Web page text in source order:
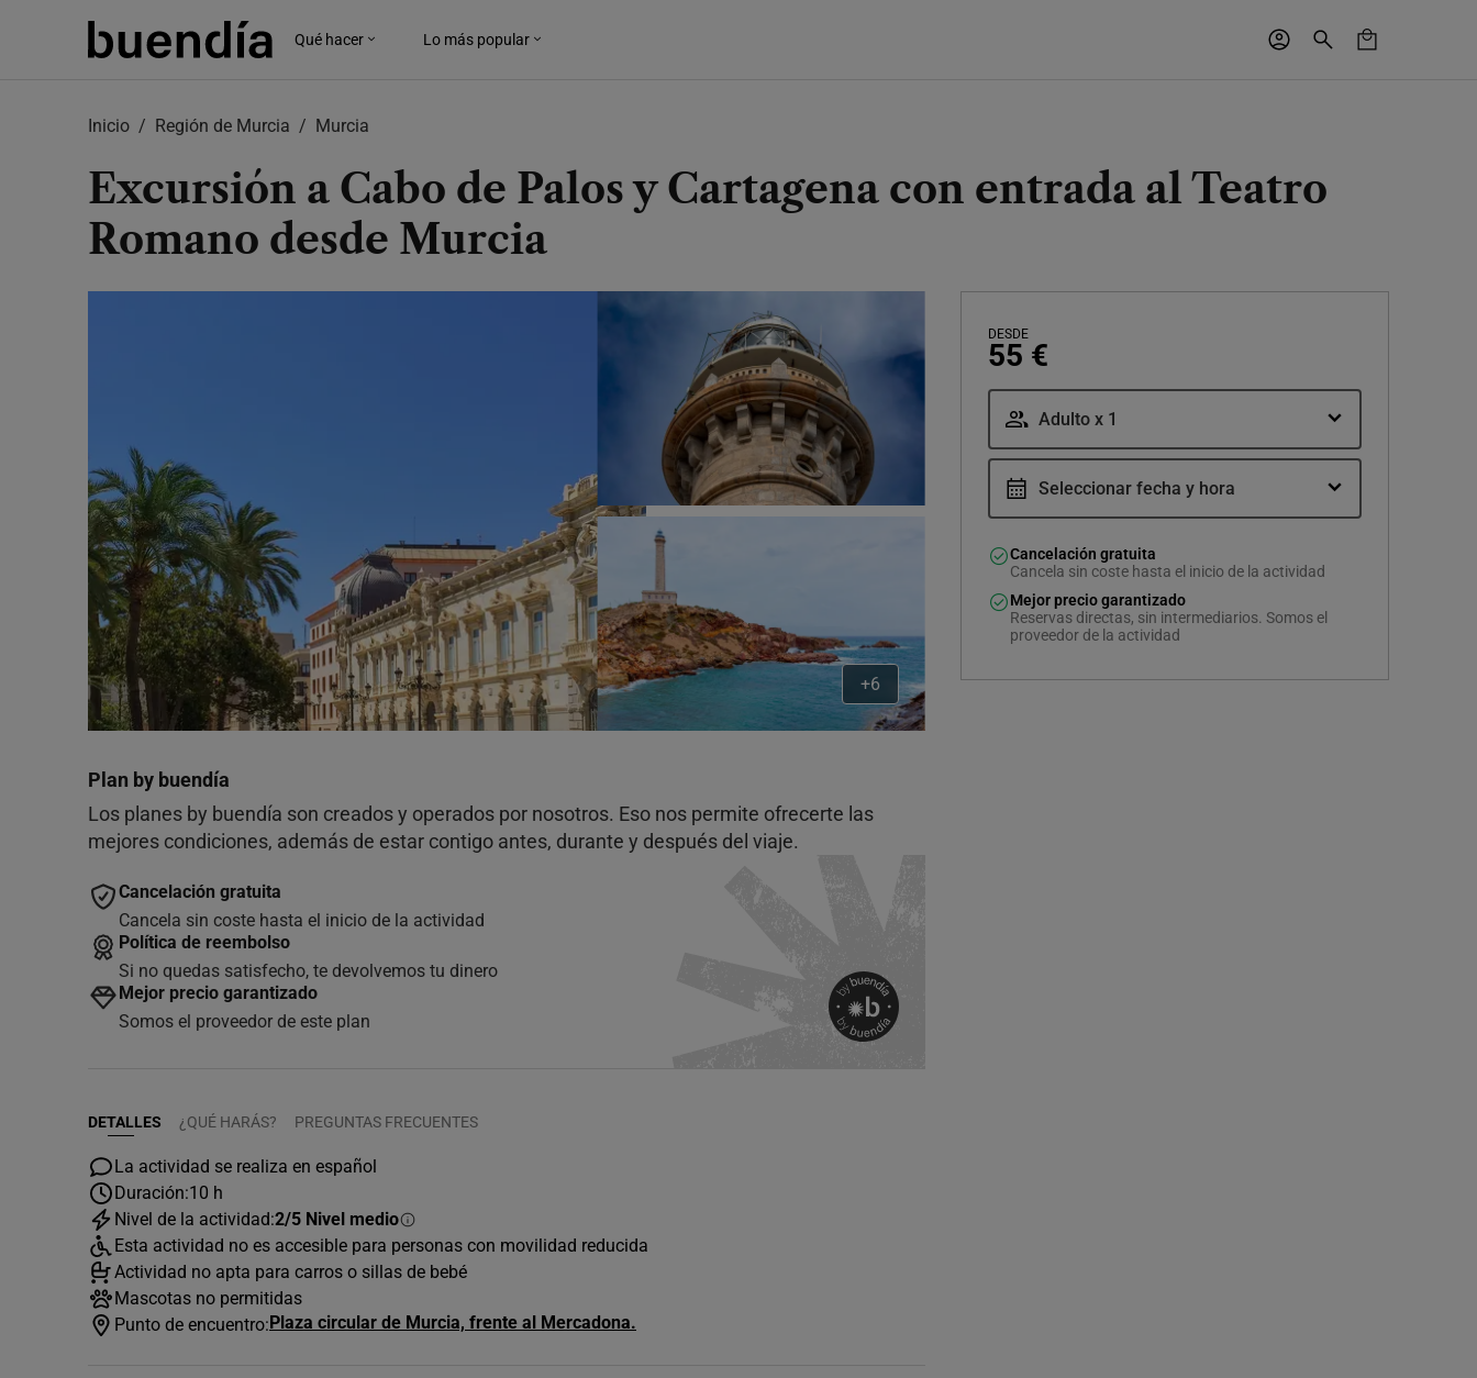
Qué hacer Lo más popular
Inicio Región de Murcia Murcia
Excursión a Cabo de Palos y Cartagena con entrada al Teatro
Romano desde Murcia
DESDE
55 €
Adulto x 1
Seleccionar fecha y hora
Cancelación gratuita
Cancela sin coste hasta el inicio de la actividad
Mejor precio garantizado
Reservas directas, sin intermediarios. Somos el
proveedor de la actividad
+6
Plan by buendía
Los planes by buendía son creados y operados por nosotros. Eso nos permite ofrecerte las
mejores condiciones, además de estar contigo antes, durante y después del viaje.
Cancelación gratuita
Cancela sin coste hasta el inicio de la actividad
Política de reembolso
Si no quedas satisfecho, te devolvemos tu dinero
Mejor precio garantizado
Somos el proveedor de este plan
DETALLES ¿QUÉ HARÁS? PREGUNTAS FRECUENTES
La actividad se realiza en español
Duración:10 h
Nivel de la actividad:2/5 Nivel medio
Esta actividad no es accesible para personas con movilidad reducida
Actividad no apta para carros o sillas de bebé
Mascotas no permitidas
Punto de encuentro:Plaza circular de Murcia, frente al Mercadona.